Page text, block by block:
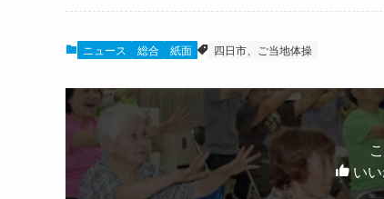
ニュース 総合 紙面 四日市、ご当地体操
いい